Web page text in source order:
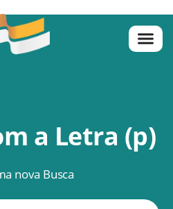
a Letra (p)
nova Busca